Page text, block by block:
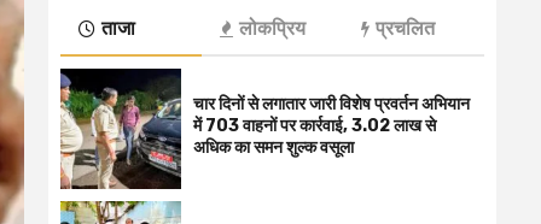
ताजा लोकप्रिय प्रचलित
चार दिनों से लगातार जारी विशेष प्रवर्तन अभियान
में 703 वाहनों पर कार्रवाई, ₹3.02 लाख से
अधिक का समन शुल्क वसूला